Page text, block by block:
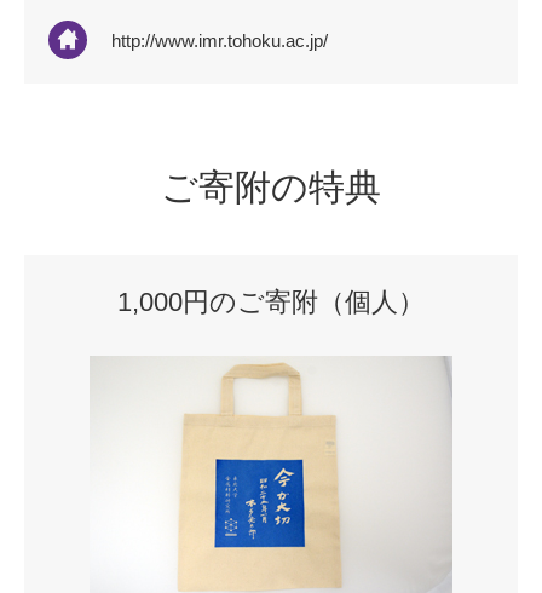
http://www.imr.tohoku.ac.jp/
ご寄附の特典
1,000円のご寄附（個人）